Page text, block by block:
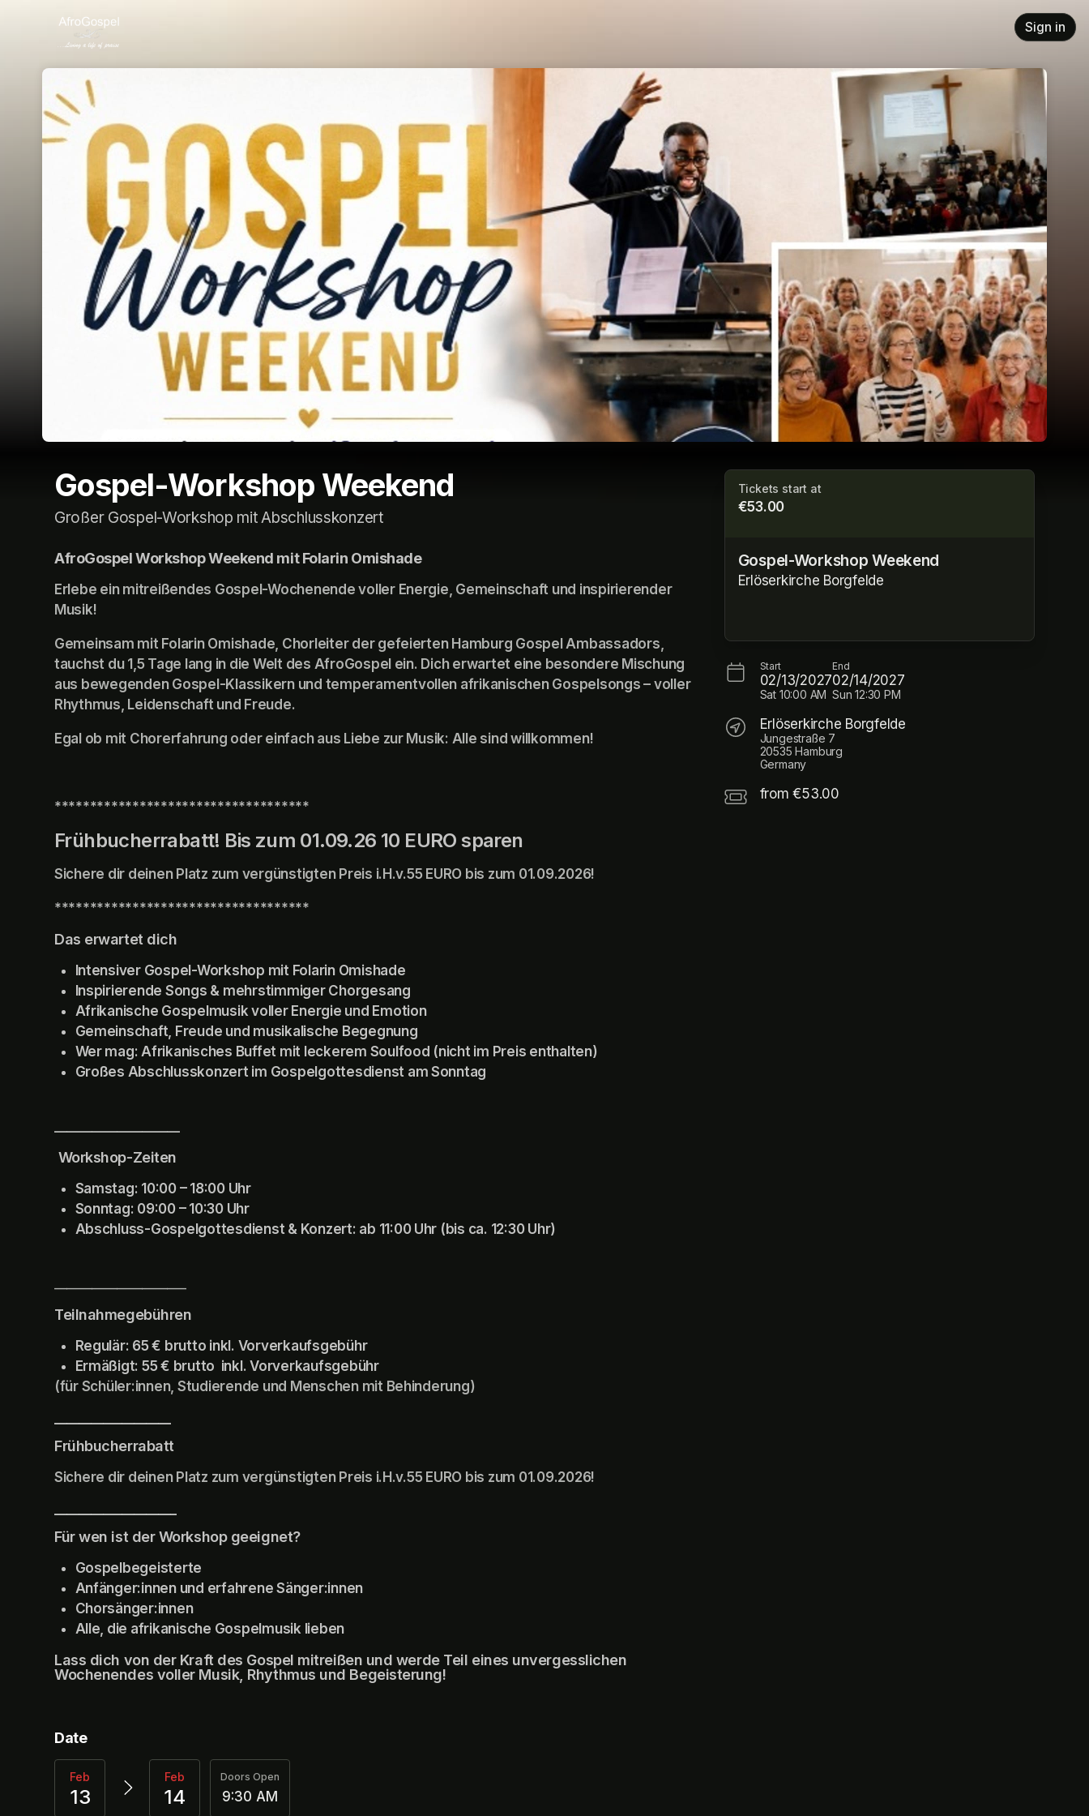
Sign in
Gospel-Workshop Weekend
Großer Gospel-Workshop mit Abschlusskonzert
AfroGospel Workshop Weekend mit Folarin Omishade
Erlebe ein mitreißendes Gospel-Wochenende voller Energie, Gemeinschaft und inspirierender
Musik!
Gemeinsam mit Folarin Omishade, Chorleiter der gefeierten Hamburg Gospel Ambassadors,
tauchst du 1,5 Tage lang in die Welt des AfroGospel ein. Dich erwartet eine besondere Mischung
aus bewegenden Gospel-Klassikern und temperamentvollen afrikanischen Gospelsongs – voller
Rhythmus, Leidenschaft und Freude.
Egal ob mit Chorerfahrung oder einfach aus Liebe zur Musik: Alle sind willkommen!
************************************
Frühbucherrabatt! Bis zum 01.09.26 10 EURO sparen
Sichere dir deinen Platz zum vergünstigten Preis i.H.v.55 EURO bis zum 01.09.2026!
************************************
Das erwartet dich
Intensiver Gospel-Workshop mit Folarin Omishade
Inspirierende Songs & mehrstimmiger Chorgesang
Afrikanische Gospelmusik voller Energie und Emotion
Gemeinschaft, Freude und musikalische Begegnung
Wer mag: Afrikanisches Buffet mit leckerem Soulfood (nicht im Preis enthalten)
Großes Abschlusskonzert im Gospelgottesdienst am Sonntag
Workshop-Zeiten
Samstag: 10:00 – 18:00 Uhr
Sonntag: 09:00 – 10:30 Uhr
Abschluss-Gospelgottesdienst & Konzert: ab 11:00 Uhr (bis ca. 12:30 Uhr)
_____________________
Teilnahmegebühren
Regulär: 65 € brutto inkl. Vorverkaufsgebühr
Ermäßigt: 55 € brutto  inkl. Vorverkaufsgebühr
(für Schüler:innen, Studierende und Menschen mit Behinderung)
Frühbucherrabatt
Sichere dir deinen Platz zum vergünstigten Preis i.H.v.55 EURO bis zum 01.09.2026!
Für wen ist der Workshop geeignet?
Gospelbegeisterte
Anfänger:innen und erfahrene Sänger:innen
Chorsänger:innen
Alle, die afrikanische Gospelmusik lieben
Lass dich von der Kraft des Gospel mitreißen und werde Teil eines unvergesslichen
Wochenendes voller Musik, Rhythmus und Begeisterung!
Date
Feb
13
Feb
14
Doors Open
9:30 AM
Tickets start at
€53.00
Gospel-Workshop Weekend
Erlöserkirche Borgfelde
Start
02/13/2027
Sat 10:00 AM
End
02/14/2027
Sun 12:30 PM
Erlöserkirche Borgfelde
Jungestraße 7
20535 Hamburg
Germany
from €53.00